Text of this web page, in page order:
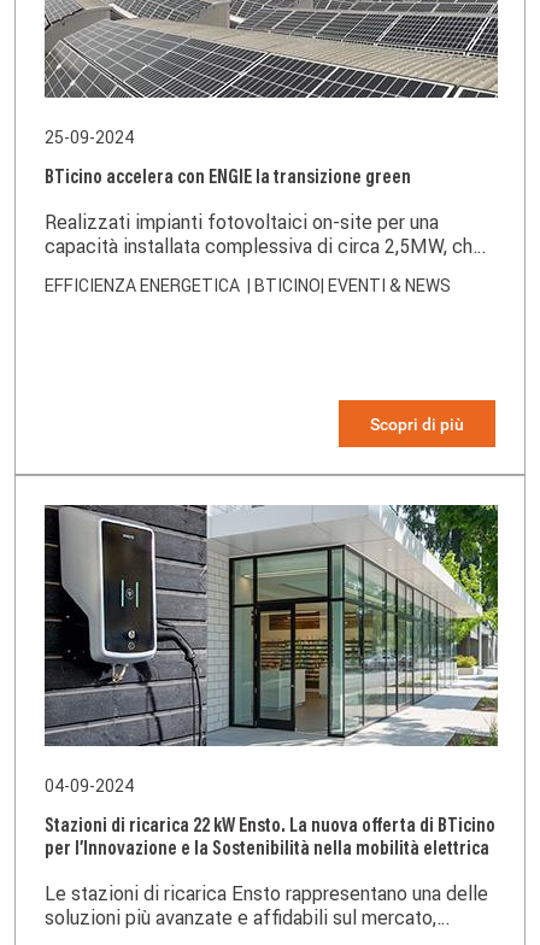
25-09-2024
BTicino accelera con ENGIE la transizione green
Realizzati impianti fotovoltaici on-site per una
capacità installata complessiva di circa 2,5MW, che
fabbisogno energetico dei quattro siti industriali
EFFICIENZA ENERGETICA | BTICINO| EVENTI & NEWS
Scopri di più
04-09-2024
Stazioni di ricarica 22 kW Ensto. La nuova offerta di BTicino
per l’Innovazione e la Sostenibilità nella mobilità elettrica
Le stazioni di ricarica Ensto rappresentano una delle
soluzioni più avanzate e affidabili sul mercato,